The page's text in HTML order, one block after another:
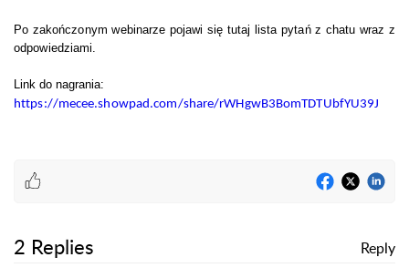
Po zakończonym webinarze pojawi się tutaj lista pytań z chatu wraz z
odpowiedziami.
Link do nagrania:
https://mecee.showpad.com/share/rWHgwB3BomTDTUbfYU39J
2 Replies Reply